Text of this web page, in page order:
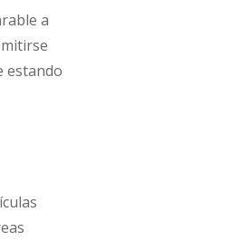
a
estando